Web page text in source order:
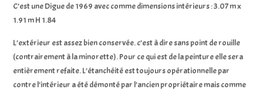
C’est une Digue de 1969 avec comme dimensions intérieurs : 3.07 m x
1.91 m H 1.84
L’extérieur est assez bien conservée. c’est à dire sans point de rouille
(contrairement à la minorette). Pour ce qui est de la peinture elle sera
entièrement refaite. L’étanchéité est toujours opérationnelle par
contre l’intérieur a été démonté par l’ancien propriétaire mais comme